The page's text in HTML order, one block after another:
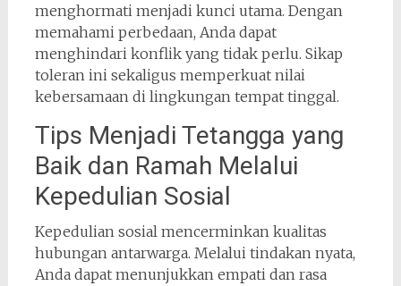
menghormati menjadi kunci utama. Dengan
memahami perbedaan, Anda dapat
menghindari konflik yang tidak perlu. Sikap
toleran ini sekaligus memperkuat nilai
kebersamaan di lingkungan tempat tinggal.
Tips Menjadi Tetangga yang
Baik dan Ramah Melalui
Kepedulian Sosial
Kepedulian sosial mencerminkan kualitas
hubungan antarwarga. Melalui tindakan nyata,
Anda dapat menunjukkan empati dan rasa